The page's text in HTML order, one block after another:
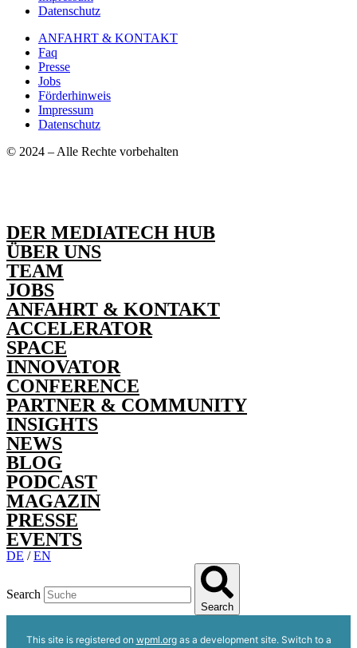
Datenschutz
ANFAHRT & KONTAKT
Faq
Presse
Jobs
Förderhinweis
Impressum
Datenschutz
© 2024 – Alle Rechte vorbehalten
DER MEDIATECH HUB
ÜBER UNS
TEAM
JOBS
ANFAHRT & KONTAKT
ACCELERATOR
SPACE
INNOVATOR
CONFERENCE
PARTNER & COMMUNITY
INSIGHTS
NEWS
BLOG
PODCAST
MAGAZIN
PRESSE
EVENTS
DE /EN
Search
Search
This site is registered on wpml.orgas a development site. Switch to a